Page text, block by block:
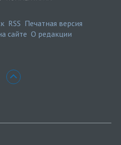
RSS Печатная версия
сайте О редакции